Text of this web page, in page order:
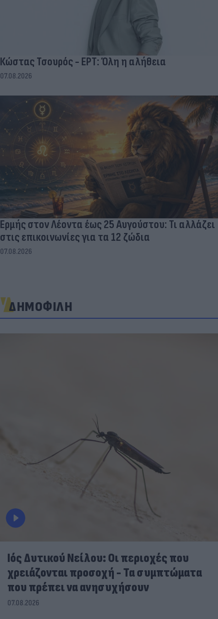
Κώστας Τσουρός - ΕΡΤ: Όλη η αλήθεια
07.08.2026
Ερμής στον Λέοντα έως 25 Αυγούστου: Τι αλλάζει
στις επικοινωνίες για τα 12 ζώδια
07.08.2026
ΔΗΜΟΦΙΛΗ
Ιός Δυτικού Νείλου: Οι περιοχές που
χρειάζονται προσοχή - Τα συμπτώματα
που πρέπει να ανησυχήσουν
07.08.2026